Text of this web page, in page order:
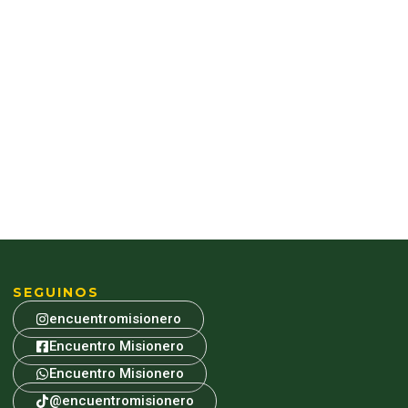
SEGUINOS
encuentromisionero
Encuentro Misionero
Encuentro Misionero
@encuentromisionero